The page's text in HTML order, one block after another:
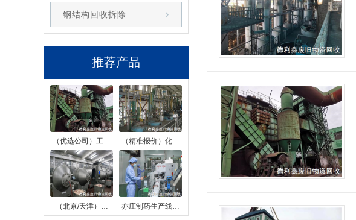
钢结构回收拆除
推荐产品
（优选公司）工… （精准报价）化…
（北京/天津）… 亦庄制药生产线…